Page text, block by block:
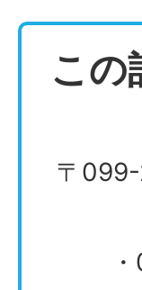
この
〒